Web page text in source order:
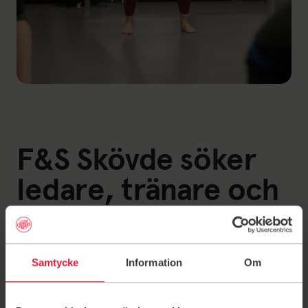
Samtycke Information Om
F&S Skövde söker
ledare, tränare och
värdar
Brinner du för träning och gemenskap och vill göra
skillnad på riktigt? F&S Skövde söker ideellt
engagerade ledare, tränare och värdar. Genom ditt